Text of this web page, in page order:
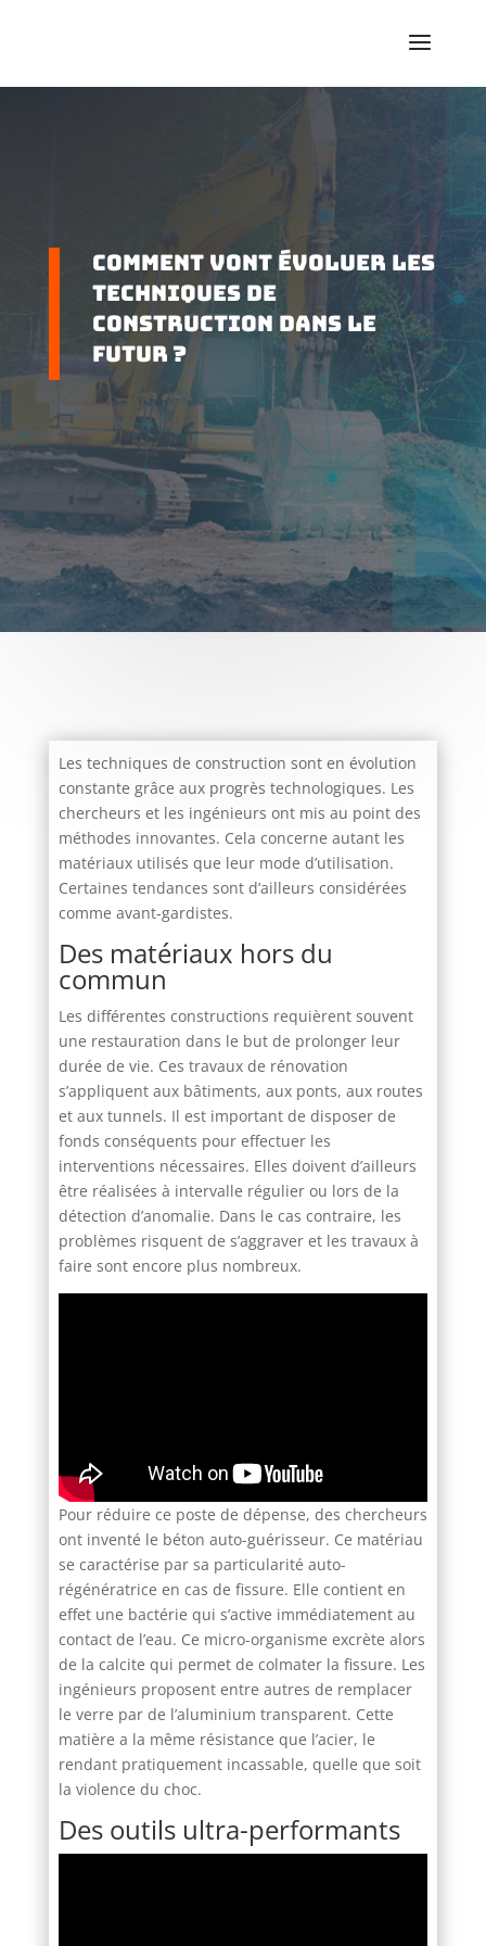
Comment vont évoluer les
techniques de
construction dans le
futur ?
Les techniques de construction sont en évolution
constante grâce aux progrès technologiques. Les
chercheurs et les ingénieurs ont mis au point des
méthodes innovantes. Cela concerne autant les
matériaux utilisés que leur mode d’utilisation.
Certaines tendances sont d’ailleurs considérées
comme avant-gardistes.
Des matériaux hors du
commun
Les différentes constructions requièrent souvent
une restauration dans le but de prolonger leur
durée de vie. Ces travaux de rénovation
s’appliquent aux bâtiments, aux ponts, aux routes
et aux tunnels. Il est important de disposer de
fonds conséquents pour effectuer les
interventions nécessaires. Elles doivent d’ailleurs
être réalisées à intervalle régulier ou lors de la
détection d’anomalie. Dans le cas contraire, les
problèmes risquent de s’aggraver et les travaux à
faire sont encore plus nombreux.
Pour réduire ce poste de dépense, des chercheurs
ont inventé le béton auto-guérisseur. Ce matériau
se caractérise par sa particularité auto-
régénératrice en cas de fissure. Elle contient en
effet une bactérie qui s’active immédiatement au
contact de l’eau. Ce micro-organisme excrète alors
de la calcite qui permet de colmater la fissure. Les
ingénieurs proposent entre autres de remplacer
le verre par de l’aluminium transparent. Cette
matière a la même résistance que l’acier, le
rendant pratiquement incassable, quelle que soit
la violence du choc.
Des outils ultra-performants